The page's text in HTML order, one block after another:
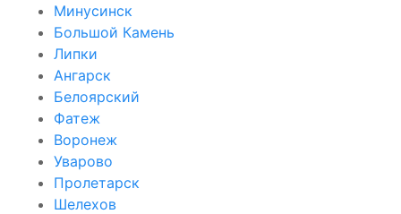
Минусинск
Большой Камень
Липки
Ангарск
Белоярский
Фатеж
Воронеж
Уварово
Пролетарск
Шелехов